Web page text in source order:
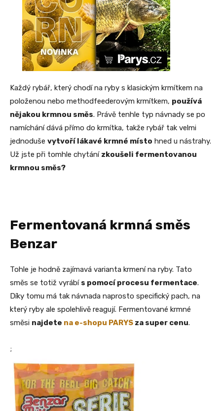
Každý rybář, který chodí na ryby s klasickým krmítkem na
položenou nebo methodfeederovým krmítkem, používá
nějakou krmnou směs. Právě tenhle typ návnady se po
namíchání dává přímo do krmítka, takže rybář tak velmi
jednoduše vytvoří lákavé krmné místo hned u nástrahy.
Už jste při tomhle chytání zkoušeli fermentovanou
krmnou směs?
Fermentovaná krmná směs
Benzar
Tohle je hodně zajímavá varianta krmení na ryby. Tato
směs se totiž vyrábí s pomocí procesu fermentace.
Díky tomu má tak návnada naprosto specifický pach, na
který ryby ale spolehlivě reagují. Fermentované krmné
směsi najdete na e-shopu PARYS za super cenu.
;